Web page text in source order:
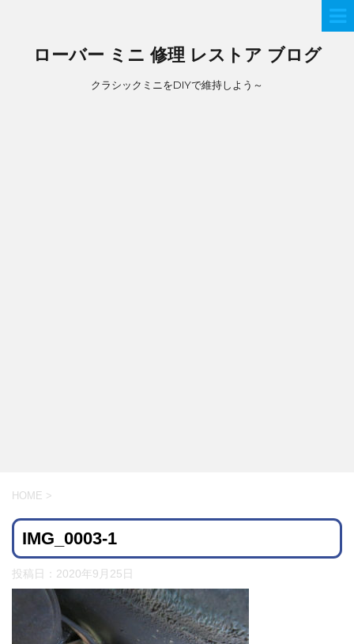
ローバー ミニ 修理 レストア ブログ
クラシックミニをDIYで維持しよう～
HOME >
IMG_0003-1
投稿日： 2020年9月25日